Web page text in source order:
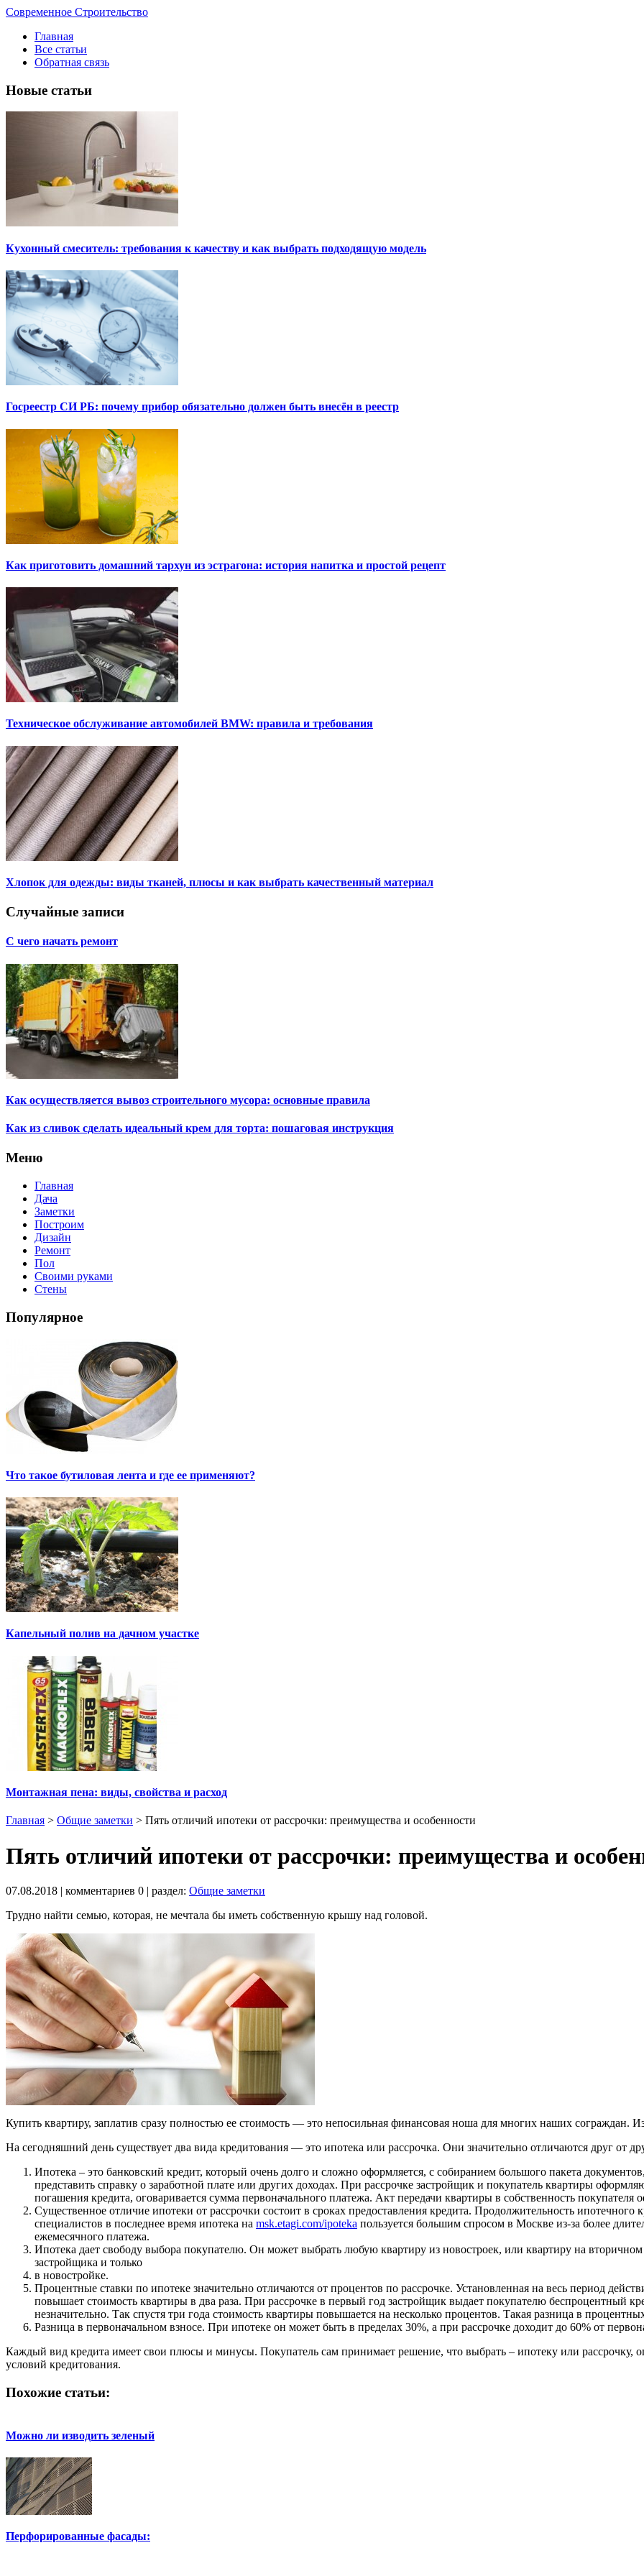
Современное Строительство
Главная
Все статьи
Обратная связь
Новые статьи
Кухонный смеситель: требования к качеству и как выбрать подходящую модель
Госреестр СИ РБ: почему прибор обязательно должен быть внесён в реестр
Как приготовить домашний тархун из эстрагона: история напитка и простой рецепт
Техническое обслуживание автомобилей BMW: правила и требования
Хлопок для одежды: виды тканей, плюсы и как выбрать качественный материал
Случайные записи
С чего начать ремонт
Как осуществляется вывоз строительного мусора: основные правила
Как из сливок сделать идеальный крем для торта: пошаговая инструкция
Меню
Главная
Дача
Заметки
Построим
Дизайн
Ремонт
Пол
Своими руками
Стены
Популярное
Что такое бутиловая лента и где ее применяют?
Капельный полив на дачном участке
Монтажная пена: виды, свойства и расход
Главная > Общие заметки > Пять отличий ипотеки от рассрочки: преимущества и особенности
Пять отличий ипотеки от рассрочки: преимущества и
07.08.2018 | комментариев 0 | раздел: Общие заметки
Трудно найти семью, которая, не мечтала бы иметь собственную крышу над головой.
Купить квартиру, заплатив сразу полностью ее стоимость — это непосильная финансовая ноша для многих наших сограждан.
На сегодняшний день существует два вида кредитования — это ипотека или рассрочка. Они значительно отличаются друг от
Ипотека – это банковский кредит, который очень долго и сложно оформляется, с собиранием большого пакета
представить справку о заработной плате или других доходах. При рассрочке застройщик и покупатель квартиры
погашения кредита, оговаривается сумма первоначального платежа. Акт передачи квартиры в собственность покупателя
Существенное отличие ипотеки от рассрочки состоит в сроках предоставления кредита. Продолжительность ипотечного
специалистов в последнее время ипотека на msk.etagi.com/ipoteka пользуется большим спросом в Москве из-за более
ежемесячного платежа.
Ипотека дает свободу выбора покупателю. Он может выбрать любую квартиру из новостроек, или квартиру на
застройщика и только
в новостройке.
Процентные ставки по ипотеке значительно отличаются от процентов по рассрочке. Установленная на весь период
повышает стоимость квартиры в два раза. При рассрочке в первый год застройщик выдает покупателю беспроцентный
незначительно. Так спустя три года стоимость квартиры повышается на несколько процентов. Такая разница в
Разница в первоначальном взносе. При ипотеке он может быть в пределах 30%, а при рассрочке доходит до 60% от
Каждый вид кредита имеет свои плюсы и минусы. Покупатель сам принимает решение, что выбрать – ипотеку или рассрочку,
условий кредитования.
Похожие статьи:
Можно ли изводить зеленый
Перфорированные фасады: